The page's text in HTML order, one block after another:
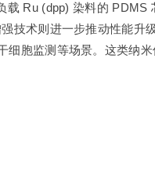
Ru (dpp) 染料的 PDMS
技术则进一步推动性能升
细胞监测等场景。这类纳